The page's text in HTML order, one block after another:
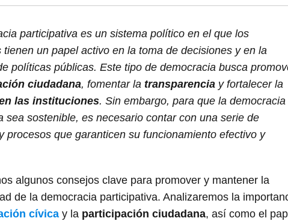
participativa es un sistema político en el que los
tienen un papel activo en la toma de decisiones y en la
políticas públicas. Este tipo de democracia busca
ciudadana, fomentar la transparencia y fortalecer la
las instituciones. Sin embargo, para que la democracia
sea sostenible, es necesario contar con una serie de
procesos que garanticen su funcionamiento efectivo y
algunos consejos clave para promover y mantener la
de la democracia participativa. Analizaremos la
cívica y la participación ciudadana, así como el